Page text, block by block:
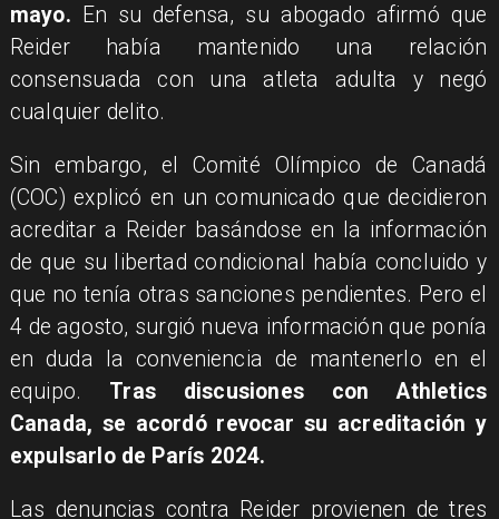
mayo. En su defensa, su abogado afirmó que
Reider había mantenido una relación
consensuada con una atleta adulta y negó
cualquier delito.
Sin embargo, el Comité Olímpico de Canadá
(COC) explicó en un comunicado que decidieron
acreditar a Reider basándose en la información
de que su libertad condicional había concluido y
que no tenía otras sanciones pendientes. Pero el
4 de agosto, surgió nueva información que ponía
en duda la conveniencia de mantenerlo en el
equipo. Tras discusiones con Athletics
Canada, se acordó revocar su acreditación y
expulsarlo de París 2024.
Las denuncias contra Reider provienen de tres